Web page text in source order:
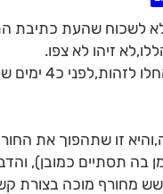
זיהו לא צפו.
דבר
זו שתהפוך את
בה תסתיים כמובן),
מחורף מוכה בצורת